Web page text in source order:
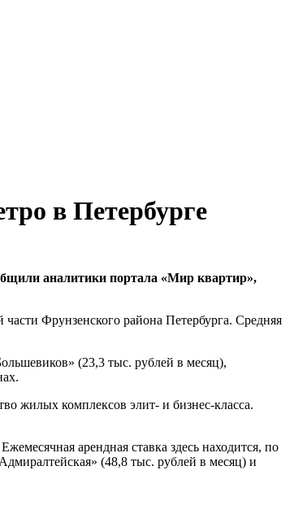
в Петербурге
аналитики портала «Мир квартир»,
Фрунзенского района Петербурга. Средняя
(23,3 тыс. рублей в месяц),
жилых комплексов элит- и бизнес-класса.
арендная ставка здесь находится, по
(48,8 тыс. рублей в месяц) и